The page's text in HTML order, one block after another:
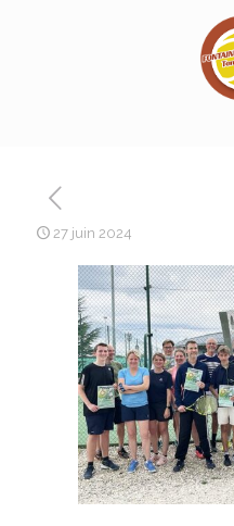
27 juin 2024